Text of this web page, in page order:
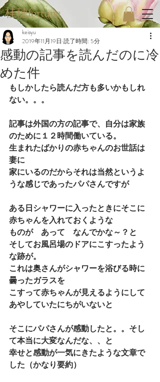
桂穂fortune
感動の記事を読んだのに冷
めた件
keisyu
2019年11月19日 読了時間: 5分
もしかしたら読んだ方も多いかもしれ
ない。。。
記事は外国の方の記事で、自分は家族
のために１２時間働いている。
生まれたばかりの赤ちゃんのお世話は
妻に
家にいるのだからそれは当然というよ
うな感じであったパパさんですが
ある日シャワーに入ったときにそこに
赤ちゃんを入れておくような
ものが　あって　なんでかな～？と
そしてお風呂場のドアにこすったよう
な跡が。
これは奥さんがシャワーを浴びる時に
曇ったガラスを
こすって赤ちゃんが見えるようにして
あやしていたにちがいないと
そこにパパさんが感動したと。。そし
て本当に大変なんだな、、と
幸せと感動が一気にきたような文章で
した（かなり要約）